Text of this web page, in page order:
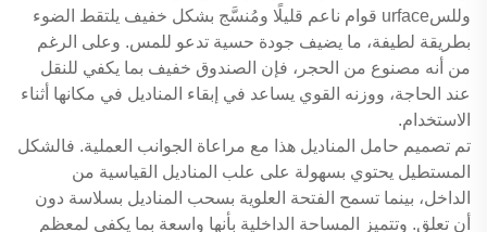
وللسurface قوام ناعم قليلًا ومُنسَّج بشكل خفيف يلتقط الضوء
بطريقة لطيفة، ما يضيف جودة حسية تدعو للمس. وعلى الرغم
من أنه مصنوع من الحجر، فإن الصندوق خفيف بما يكفي للنقل
عند الحاجة، ووزنه القوي يساعد في إبقاء المناديل في مكانها أثناء
الاستخدام.
تم تصميم حامل المناديل هذا مع مراعاة الجوانب العملية. فالشكل
المستطيل يحتوي بسهولة على علب المناديل القياسية من
الداخل، بينما تسمح الفتحة العلوية بسحب المناديل بسلاسة دون
أن تعلق. وتتميز المساحة الداخلية بأنها واسعة بما يكفي لمعظم